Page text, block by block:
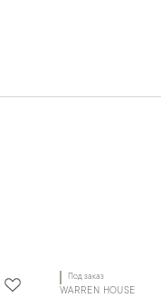
Под заказ
WARREN HOUSE